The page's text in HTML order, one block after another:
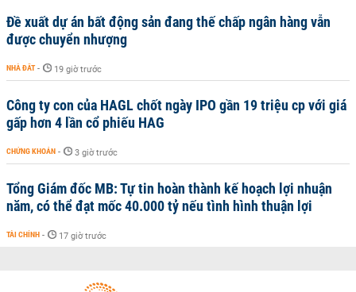
Đề xuất dự án bất động sản đang thế chấp ngân hàng vẫn
được chuyển nhượng
NHÀ ĐẤT - 19 giờ trước
Công ty con của HAGL chốt ngày IPO gần 19 triệu cp với giá
gấp hơn 4 lần cổ phiếu HAG
CHỨNG KHOÁN - 3 giờ trước
Tổng Giám đốc MB: Tự tin hoàn thành kế hoạch lợi nhuận
năm, có thể đạt mốc 40.000 tỷ nếu tình hình thuận lợi
TÀI CHÍNH - 17 giờ trước